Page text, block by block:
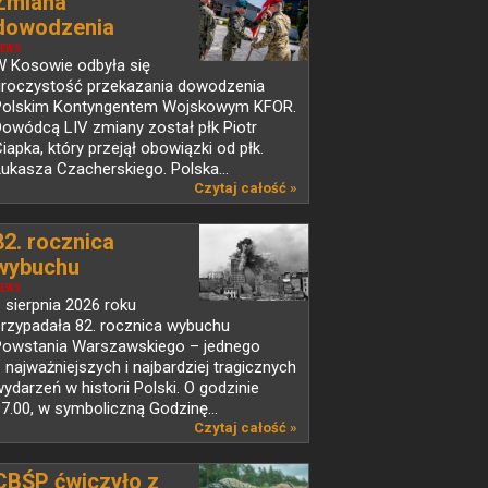
Kosowie odbyła się
przekazania dowodzenia
Kontyngentem Wojskowym KFOR.
LIV zmiany został płk Piotr
który przejął obowiązki od płk.
Czacherskiego. Polska...
Czytaj całość »
rocznica
sierpnia 2026 roku
82. rocznica wybuchu
Warszawskiego – jednego
najważniejszych i najbardziej tragicznych
w historii Polski. O godzinie
w symboliczną Godzinę...
Czytaj całość »
ćwiczyło z